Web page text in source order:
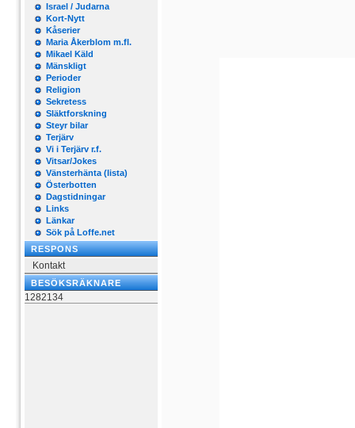
Israel / Judarna
Kort-Nytt
Kåserier
Maria Åkerblom m.fl.
Mikael Käld
Mänskligt
Perioder
Religion
Sekretess
Släktforskning
Steyr bilar
Terjärv
Vi i Terjärv r.f.
Vitsar/Jokes
Vänsterhänta (lista)
Österbotten
Dagstidningar
Links
Länkar
Sök på Loffe.net
RESPONS
Kontakt
BESÖKSRÄKNARE
1282134